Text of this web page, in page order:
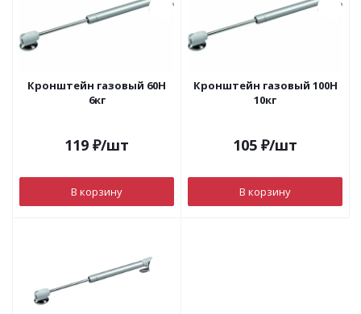
Кронштейн газовый 60Н
6кг
119 ₽/шт
В корзину
Кронштейн газовый 100Н
10кг
105 ₽/шт
В корзину